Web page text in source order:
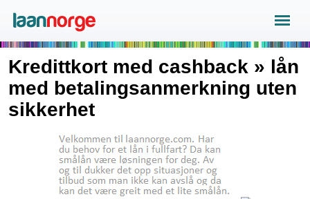
Kredittkort med cashback » lån
med betalingsanmerkning uten
sikkerhet